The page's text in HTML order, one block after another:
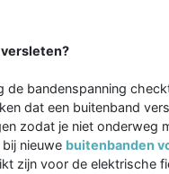
de bandenspanning
dat een buitenband
zodat je niet onderweg
nieuwe buitenbanden
zijn voor de elektrische